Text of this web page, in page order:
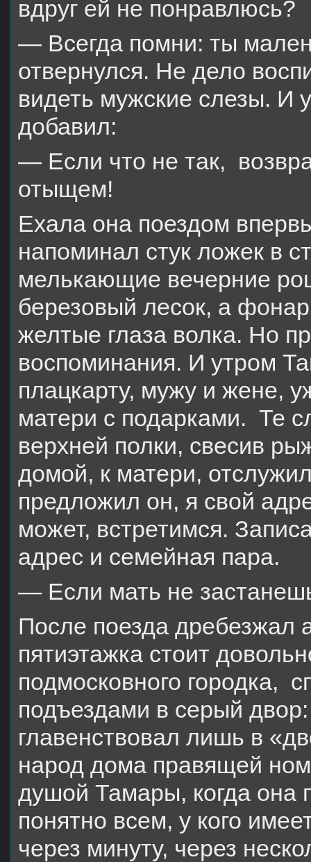
вдруг ей не понравлюсь?
— Всегда помни: ты
отвернулся. Не дело
видеть мужские слезы. И
добавил:
— Если что не так,
отыщем!
Ехала она поездом
напоминал стук ложек в
мелькающие вечерние
березовый лесок, а
желтые глаза волка. Но
воспоминания. И утром
плацкарту, мужу и жене,
матери с подарками. Те
верхней полки, свесив
домой, к матери,
предложил он, я свой
может, встретимся.
адрес и семейная пара.
— Если мать не
После поезда дребезжал
пятиэтажка стоит
подмосковного городка,
подъездами в серый
главенствовал лишь в
народ дома правящей
душой Тамары, когда она
понятно всем, у кого
через минуту, через